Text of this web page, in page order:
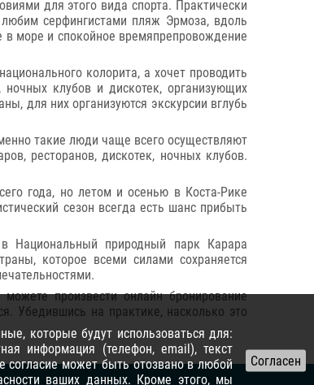
для этого вида спорта. Практически
серфингистами пляж Эрмоза, вдоль
в море и спокойное времяпрепровождение
колорита, а хочет проводить
клубов и дискотек, организующих
для них организуются экскурсии вглубь
такие люди чаще всего осуществляют
ресторанов, дискотек, ночных клубов.
года, но летом и осенью в Коста-Рике
сезон всегда есть шанс прибыть
Национальный природный парк Карара
которое всеми силами сохраняется
произвести онлайн бронирование
Убедившись на практике, насколько это
которые будут использоваться для:
информация (телефон, email), текст
может быть отозвано в любой
ваших данных. Кроме этого, мы